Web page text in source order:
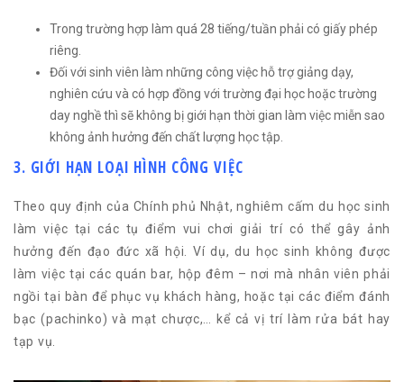
Trong trường hợp làm quá 28 tiếng/tuần phải có giấy phép
riêng.
Đối với sinh viên làm những công việc hỗ trợ giảng dạy,
nghiên cứu và có hợp đồng với trường đại học hoặc trường
day nghề thì sẽ không bị giới hạn thời gian làm việc miễn sao
không ảnh hưởng đến chất lượng học tập.
3. GIỚI HẠN LOẠI HÌNH CÔNG VIỆC
Theo quy định của Chính phủ Nhật, nghiêm cấm du học sinh
làm việc tại các tụ điểm vui chơi giải trí có thể gây ảnh
hưởng đến đạo đức xã hội. Ví dụ, du học sinh không được
làm việc tại các quán bar, hộp đêm – nơi mà nhân viên phải
ngồi tại bàn để phục vụ khách hàng, hoặc tại các điểm đánh
bạc (pachinko) và mạt chược,… kể cả vị trí làm rửa bát hay
tạp vụ.